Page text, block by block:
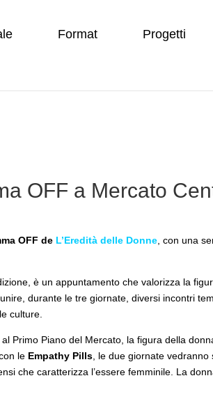
Format Progetti
OFF a Mercato
OFF de L’Eredità delle Donne , con una
è un appuntamento che valorizza la
durante le tre giornate, diversi incontri
culture.
, al Primo Piano del Mercato, la figura della
le Empathy Pills , le due giornate
che caratterizza l’essere femminile. La